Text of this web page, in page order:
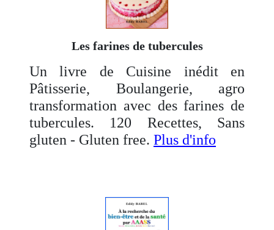
Les farines de tubercules
Un livre de Cuisine inédit en
Pâtisserie, Boulangerie, agro
transformation avec des farines de
tubercules. 120 Recettes, Sans
gluten - Gluten free. Plus d'info